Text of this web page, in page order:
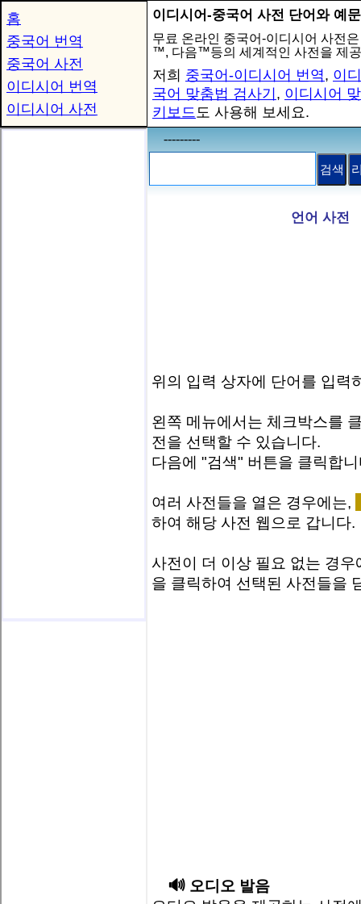
홈
중국어 번역
중국어 사전
이디시어 번역
이디시어 사전
이디시어-중국어 사전 단어와 예
무료 온라인 중국어-이디시어 사전
™, 다음™등의 세계적인 사전을 제
저희 중국어-이디시어 번역, 이
국어 맞춤법 검사기 , 이디시어
키보드도 사용해 보세요.